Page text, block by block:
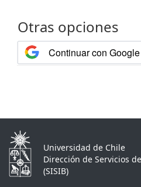
Otras opciones
Continuar con Google
Universidad de Chile
Dirección de Servicios
(SISIB)